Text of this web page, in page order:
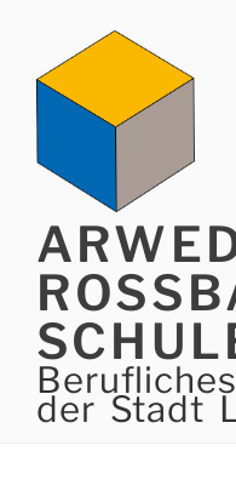
springen
der Stadt